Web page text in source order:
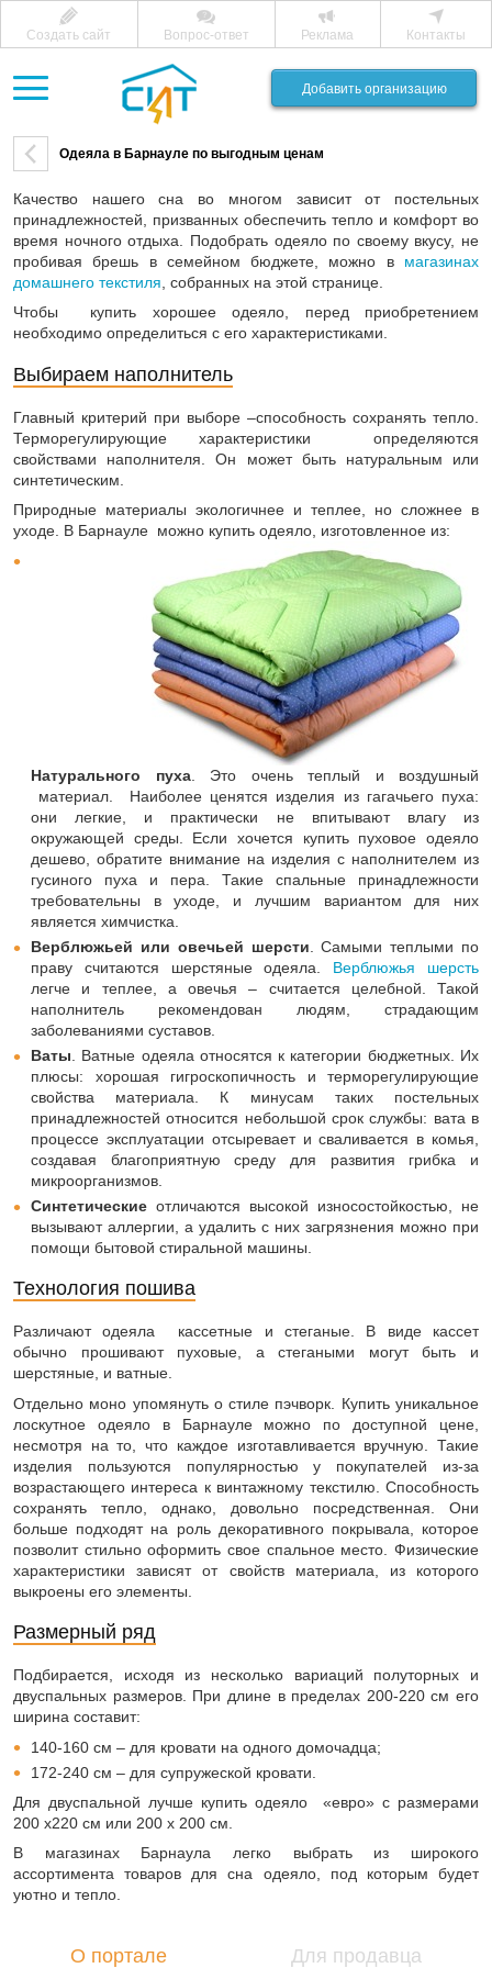
Создать сайт Вопрос-ответ Реклама Контакты
Добавить организацию
Одеяла в Барнауле по выгодным ценам
Качество нашего сна во многом зависит от постельных
принадлежностей, призванных обеспечить тепло и комфорт во
время ночного отдыха. Подобрать одеяло по своему вкусу, не
пробивая брешь в семейном бюджете, можно в магазинах
домашнего текстиля , собранных на этой странице.
Чтобы купить хорошее одеяло, перед приобретением
необходимо определиться с его характеристиками.
Выбираем наполнитель
Главный критерий при выборе –способность сохранять тепло.
Терморегулирующие характеристики определяются
свойствами наполнителя. Он может быть натуральным или
синтетическим.
Природные материалы экологичнее и теплее, но сложнее в
уходе. В Барнауле можно купить одеяло, изготовленное из:
Натурального пуха. Это очень теплый и воздушный
материал. Наиболее ценятся изделия из гагачьего пуха:
они легкие, и практически не впитывают влагу из
окружающей среды. Если хочется купить пуховое одеяло
дешево, обратите внимание на изделия с наполнителем из
гусиного пуха и пера. Такие спальные принадлежности
требовательны в уходе, и лучшим вариантом для них
является химчистка.
Верблюжьей или овечьей шерсти . Самыми теплыми по
праву считаются шерстяные одеяла. Верблюжья шерсть
легче и теплее, а овечья – считается целебной. Такой
наполнитель рекомендован людям, страдающим
заболеваниями суставов.
Ваты . Ватные одеяла относятся к категории бюджетных. Их
плюсы: хорошая гигроскопичность и терморегулирующие
свойства материала. К минусам таких постельных
принадлежностей относится небольшой срок службы: вата в
процессе эксплуатации отсыревает и сваливается в комья,
создавая благоприятную среду для развития грибка и
микроорганизмов.
Синтетические отличаются высокой износостойкостью, не
вызывают аллергии, а удалить с них загрязнения можно при
помощи бытовой стиральной машины.
Технология пошива
Различают одеяла кассетные и стеганые. В виде кассет
обычно прошивают пуховые, а стегаными могут быть и
шерстяные, и ватные.
Отдельно моно упомянуть о стиле пэчворк. Купить уникальное
лоскутное одеяло в Барнауле можно по доступной цене,
несмотря на то, что каждое изготавливается вручную. Такие
изделия пользуются популярностью у покупателей из-за
возрастающего интереса к винтажному текстилю. Способность
сохранять тепло, однако, довольно посредственная. Они
больше подходят на роль декоративного покрывала, которое
позволит стильно оформить свое спальное место. Физические
характеристики зависят от свойств материала, из которого
выкроены его элементы.
Размерный ряд
Подбирается, исходя из несколько вариаций полуторных и
двуспальных размеров. При длине в пределах 200-220 см его
ширина составит:
140-160 см – для кровати на одного домочадца;
172-240 см – для супружеской кровати.
Для двуспальной лучше купить одеяло «евро» с размерами
200 х220 см или 200 х 200 см.
В магазинах Барнаула легко выбрать из широкого
ассортимента товаров для сна одеяло, под которым будет
уютно и тепло.
О портале Для продавца